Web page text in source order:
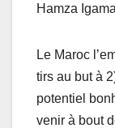
Hamza
Le Maroc
tirs au but à
potentiel
venir à bout